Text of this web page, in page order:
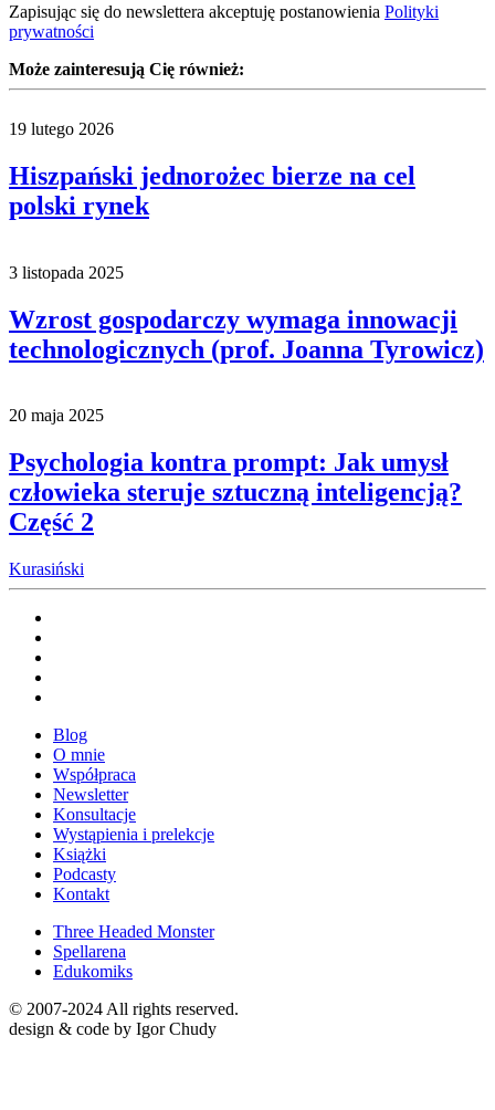
Zapisując się do newslettera akceptuję postanowienia Polityki
prywatności
Może zainteresują Cię również:
19 lutego 2026
Hiszpański jednorożec bierze na cel
polski rynek
3 listopada 2025
Wzrost gospodarczy wymaga innowacji
technologicznych (prof. Joanna Tyrowicz)
20 maja 2025
Psychologia kontra prompt: Jak umysł
człowieka steruje sztuczną inteligencją?
Część 2
Kurasiński
Blog
O mnie
Współpraca
Newsletter
Konsultacje
Wystąpienia i prelekcje
Książki
Podcasty
Kontakt
Three Headed Monster
Spellarena
Edukomiks
© 2007-2024 All rights reserved.
design & code by Igor Chudy